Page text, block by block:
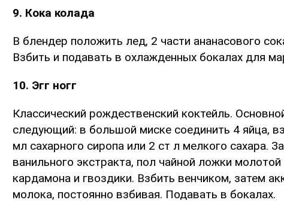
9. Кока колада
В блендер положить лед, 2 части ананасового
Взбить и подавать в охлажденных бокалах для
10. Эгг ногг
Классический рождественский коктейль.
следующий: в большой миске соединить 4 яйца,
мл сахарного сиропа или 2 ст л мелкого сахара.
ванильного экстракта, пол чайной ложки
кардамона и гвоздики. Взбить венчиком, затем
молока, постоянно взбивая. Подавать в бокалах.